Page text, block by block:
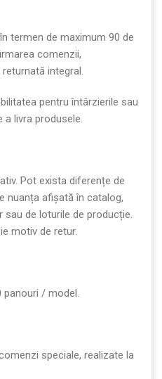
termen de maximum 90 de
comenzii,
integral.
pentru întârzierile sau
livra produsele.
Pot exista diferențe de
nuanța afișată în catalog,
de loturile de producție.
motiv de retur.
panouri / model.
speciale, realizate la